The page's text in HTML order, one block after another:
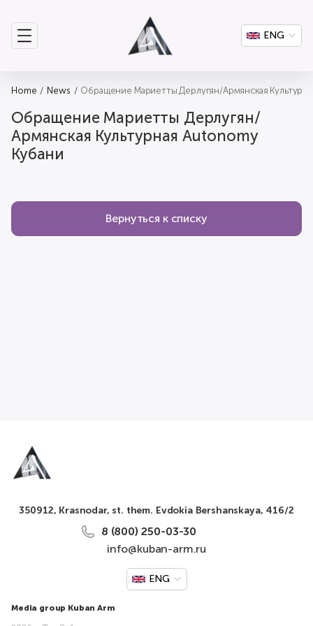
ENG
Home News Обращение Мариетты Дерлугян/Армянская
Обращение Мариетты Дерлугян/
Армянская Культурная Autonomy
Кубани
Вернуться к списку
350912, Krasnodar, st. them. Evdokia Bershanskaya, 416/2
8 (800) 250-03-30
info@kuban-arm.ru
ENG
Media group Kuban Arm